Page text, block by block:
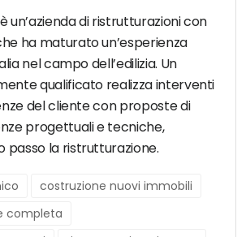
un’azienda di ristrutturazioni con
ha maturato un’esperienza
nel campo dell’edilizia. Un
qualificato realizza interventi
del cliente con proposte di
progettuali e tecniche,
passo la ristrutturazione.
costruzione nuovi immobili
completa